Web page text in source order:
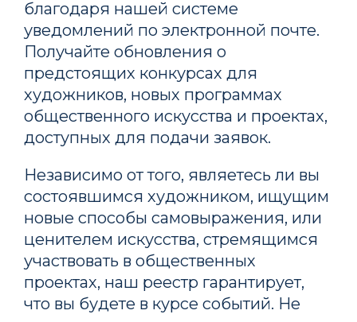
благодаря нашей системе
уведомлений по электронной почте.
Получайте обновления о
предстоящих конкурсах для
художников, новых программах
общественного искусства и проектах,
доступных для подачи заявок.
Независимо от того, являетесь ли вы
состоявшимся художником, ищущим
новые способы самовыражения, или
ценителем искусства, стремящимся
участвовать в общественных
проектах, наш реестр гарантирует,
что вы будете в курсе событий. Не